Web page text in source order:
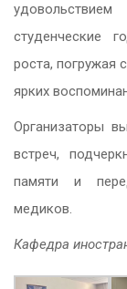
студенческие
роста, погружая
ярких
Организаторы
встреч,
памяти и
медиков.
Кафедра